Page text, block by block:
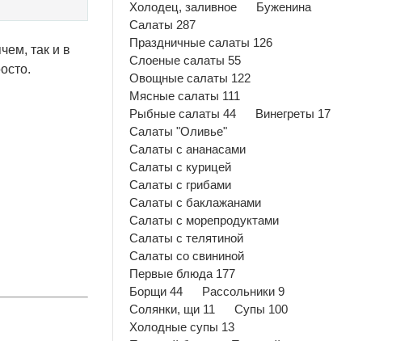
так и в
Холодец, заливное
Буженина
Салаты 287
Праздничные салаты 126
Слоеные салаты 55
Овощные салаты 122
Мясные салаты 111
Рыбные салаты 44
Винегреты 17
Салаты "Оливье"
Салаты с ананасами
Салаты с курицей
Салаты с грибами
Салаты с баклажанами
Салаты с морепродуктами
Салаты с телятиной
Салаты со свининой
Первые блюда 177
Борщи 44
Рассольники 9
Солянки, щи 11
Супы 100
Холодные супы 13